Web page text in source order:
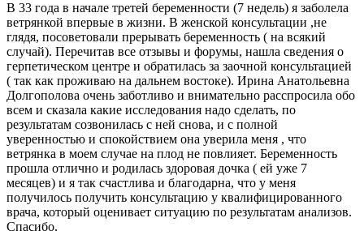
В 33 года в начале третей беременности (7 недель) я заболела
ветрянкой впервые в жизни. В женской консультации ,не
глядя, посоветовали прерывать беременность ( на всякий
случай). Перечитав все отзывы и форумы, нашла сведения о
герпетическом центре и обратилась за заочной консультацией
( так как проживаю на дальнем востоке). Ирина Анатольевна
Долгополова очень заботливо и внимательно расспросила обо
всем и сказала какие исследования надо сделать, по
результатам созвонилась с ней снова, и с полной
уверенностью и спокойствием она уверила меня , что
ветрянка в моем случае на плод не повлияет. Беременность
прошла отлично и родилась здоровая дочка ( ей уже 7
месяцев) и я так счастлива и благодарна, что у меня
получилось получить консультацию у квалифицированного
врача, который оценивает ситуацию по результатам анализов.
Спасибо.